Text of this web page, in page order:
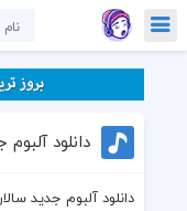
دانلود آلبوم جدید